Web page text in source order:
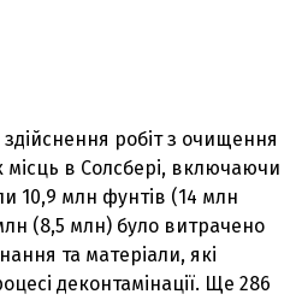
робіт з очищення
місць в Солсбері, включаючи
10,9 млн фунтів (14 млн
(8,5 млн) було витрачено
та матеріали, які
деконтамінації. Ще 286